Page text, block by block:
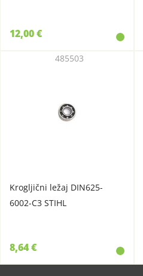
12,00 €
Krogljični ležaj DIN625-
6002-C3 STIHL
485503
8,64 €